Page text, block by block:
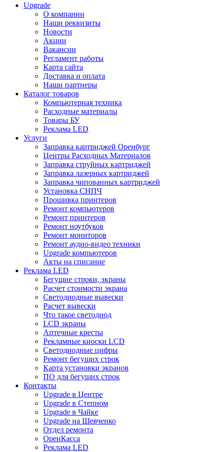
Upgrade
О компании
Наши реквизиты
Новости
Акции
Вакансии
Регламент работы
Карта сайта
Доставка и оплата
Наши партнеры
Каталог товаров
Компьютерная техника
Расходные материалы
Товары БУ
Реклама LED
Услуги
Заправка картриджей Оренбург
Центры Расходных Материалов
Заправка струйных картриджей
Заправка лазерных картриджей
Заправка чипованных картриджей
Установка СНПЧ
Прошивка принтеров
Ремонт компьютеров
Ремонт принтеров
Ремонт ноутбуков
Ремонт мониторов
Ремонт аудио-видео техники
Upgrade компьютеров
Акты на списание
Реклама LED
Бегущие строки, экраны
Расчет стоимости экрана
Светодиодные вывески
Расчет вывески
Что такое светодиод
LCD экраны
Аптечные кресты
Рекламные киоски LCD
Светодиодные цифры
Ремонт бегущих строк
Карта установки экранов
ПО для бегущих строк
Контакты
Upgrade в Центре
Upgrade в Степном
Upgrade в Чайке
Upgrade на Шевченко
Отдел ремонта
ОренКасса
Реклама LED